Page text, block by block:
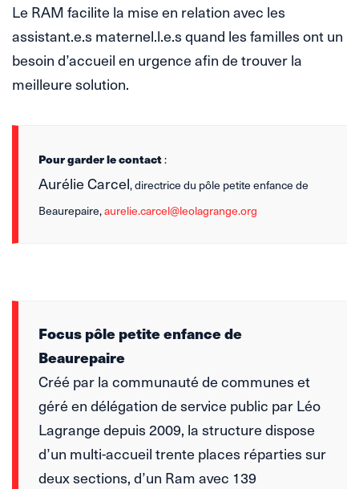
Le RAM facilite la mise en relation avec les
assistant.e.s maternel.l.e.s quand les familles ont un
besoin d’accueil en urgence afin de trouver la
meilleure solution.
Pour garder le contact:
Aurélie Carcel, directrice du pôle petite enfance de
Beaurepaire,aurelie.carcel@leolagrange.org
Focus pôle petite enfance de
Beaurepaire
Créé par la communauté de communes et
géré en délégation de service public par Léo
Lagrange depuis 2009, la structure dispose
d’un multi-accueil trente places réparties sur
deux sections, d’un Ram avec 139